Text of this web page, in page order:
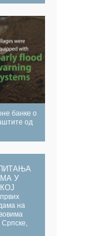
банке о
од
У
на
Српске,